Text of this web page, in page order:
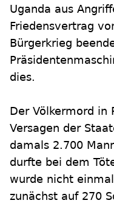
Uganda aus
Friedensvertrag
Bürgerkrieg
dies.
Der Völkermord in
Versagen der
damals 2.700
durfte bei dem
wurde nicht
zunächst auf 270